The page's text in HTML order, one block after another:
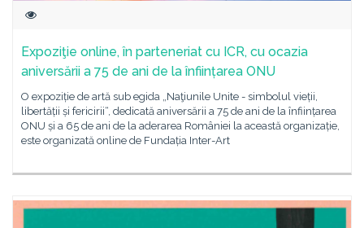
Expoziţie online, în parteneriat cu ICR, cu ocazia
aniversării a 75 de ani de la înființarea ONU
O expoziție de artă sub egida „Naţiunile Unite - simbolul vieții,
libertății și fericirii“, dedicată aniversării a 75 de ani de la înființarea
ONU și a 65 de ani de la aderarea României la această organizație,
este organizată online de Fundația Inter-Art